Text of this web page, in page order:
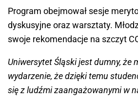
Program obejmował sesje
dyskusyjne oraz warsztaty.
swoje rekomendacje na szczyt
Uniwersytet Śląski jest dumny, że
wydarzenie, że dzięki temu
się z ludźmi zaangażowanymi w